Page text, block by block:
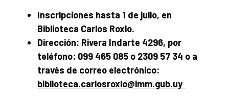
Inscripciones hasta 1 de julio, en
Biblioteca Carlos Roxlo.
Dirección: Rivera Indarte 4296, por
teléfono: 099 465 085 o 2309 57 34 o a
través de correo electrónico:
biblioteca.carlosroxlo@imm.gub.uy